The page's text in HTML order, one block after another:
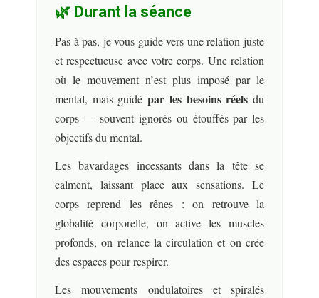
🌿 Durant la séance
Pas à pas, je vous guide vers une relation juste
et respectueuse avec votre corps. Une relation
où le mouvement n’est plus imposé par le
mental, mais guidépar les besoins réels du
corps — souvent ignorés ou étouffés par les
objectifs du mental.
Les bavardages incessants dans la tête se
calment, laissant place aux sensations. Le
corps reprend les rênes : on retrouve la
globalité corporelle, on active les muscles
profonds, on relance la circulation et on crée
des espaces pour respirer.
Les mouvements ondulatoires et spiralés